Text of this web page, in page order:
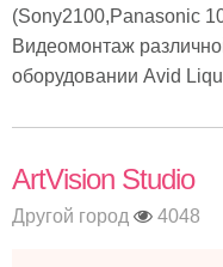
(Sony2100,Panasonic
Видеомонтаж
оборудовании Avid
ArtVision Studio
Другой город 4048